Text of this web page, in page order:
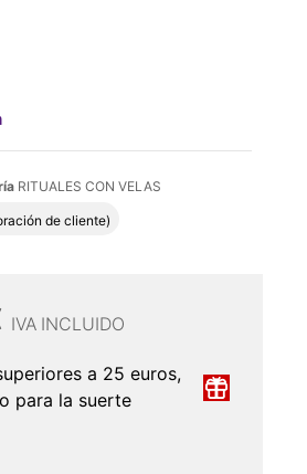
RITUALES CON VELAS
con5.00de 5 en base a
de cliente)
IVA INCLUIDO
a 25 euros,
para la suerte